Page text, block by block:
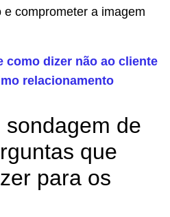
comprometer a imagem
como dizer não ao cliente
relacionamento
de
que
para os